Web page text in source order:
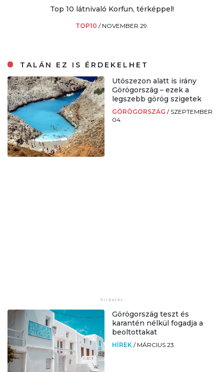
Top 10 látnivaló Korfun, térképpel!
TOP10 / NOVEMBER 29.
TALÁN EZ IS ÉRDEKELHET
Utószezon alatt is irány
Görögország – ezek a
legszebb görög szigetek
GÖRÖGORSZÁG / SZEPTEMBER
04.
Görögország teszt és
karantén nélkül fogadja a
beoltottakat
HÍREK / MÁRCIUS 23.